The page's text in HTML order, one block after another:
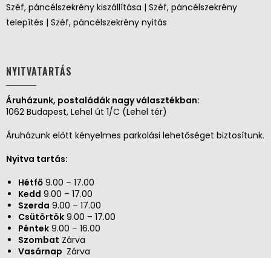
Széf, páncélszekrény kiszállítása | Széf, páncélszekrény
telepítés | Széf, páncélszekrény nyitás
NYITVATARTÁS
Áruházunk, postaládák nagy választékban:
1062 Budapest, Lehel út 1/C (Lehel tér)
Áruházunk előtt kényelmes parkolási lehetőséget biztosítunk.
Nyitva tartás:
Hétfő 9.00 – 17.00
Kedd 9.00 – 17.00
Szerda 9.00 – 17.00
Csütörtök 9.00 – 17.00
Péntek 9.00 – 16.00
Szombat Zárva
Vasárnap Zárva